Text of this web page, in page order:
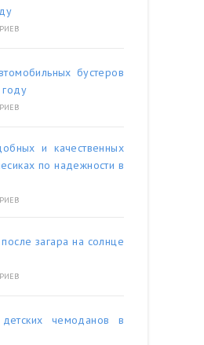
бустеров
и качественных
по надежности в
загара на солнце
чемоданов в